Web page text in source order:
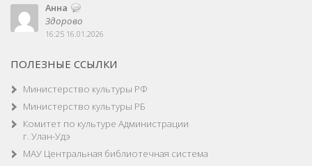
Анна
Здорово
16:25 16.01.2026
ПОЛЕЗНЫЕ ССЫЛКИ
Министерство культуры РФ
Министерство культуры РБ
Комитет по культуре Администрации
г. Улан-Удэ
МАУ Центральная библиотечная система